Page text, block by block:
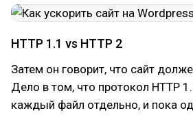
HTTP 1.1 vs HTTP 2
Затем он говорит, что сайт
Дело в том, что протокол HTTP
каждый файл отдельно, и пока